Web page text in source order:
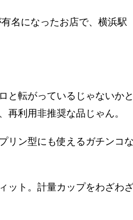
名になったお店で、横浜駅
と転がっているじゃないかと
利用非推奨な品じゃん。
リン型にも使えるガチンコな
ット。計量カップをわざわ